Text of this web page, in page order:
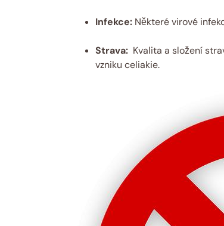
Infekce: ‌Některé virové
Strava:
Kvalita a ‍složení
⁣vzniku celiakie.